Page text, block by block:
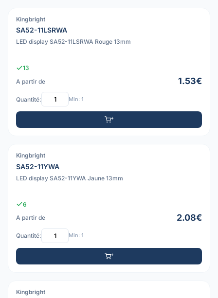
Kingbright
SA52-11LSRWA
LED display SA52-11LSRWA Rouge 13mm
13
A partir de
1.53€
Quantité: Min: 1
PDF
Kingbright
SA52-11YWA
LED display SA52-11YWA Jaune 13mm
6
A partir de
2.08€
Quantité: Min: 1
PDF
Kingbright